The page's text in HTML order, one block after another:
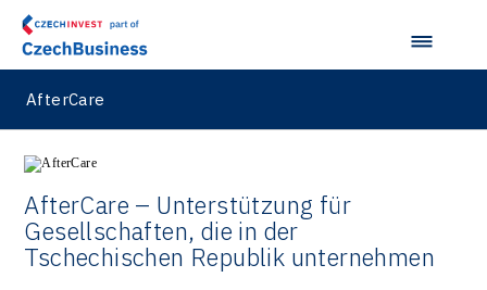
AfterCare
AfterCare – Unterstützung für
Gesellschaften, die in der
Tschechischen Republik unternehmen